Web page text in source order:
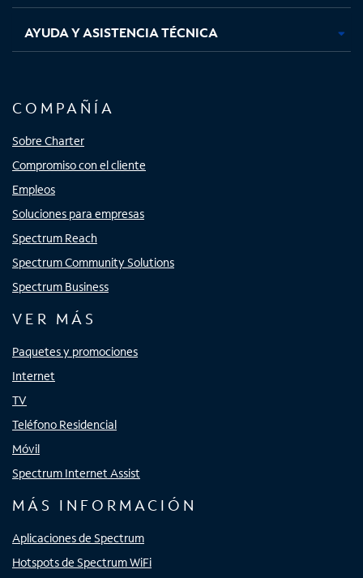
AYUDA Y ASISTENCIA TÉCNICA
COMPAÑÍA
Sobre Charter
Compromiso con el cliente
Empleos
Soluciones para empresas
Spectrum Reach
Spectrum Community Solutions
Spectrum Business
VER MÁS
Paquetes y promociones
Internet
TV
Teléfono Residencial
Móvil
Spectrum Internet Assist
MÁS INFORMACIÓN
Aplicaciones de Spectrum
Hotspots de Spectrum WiFi